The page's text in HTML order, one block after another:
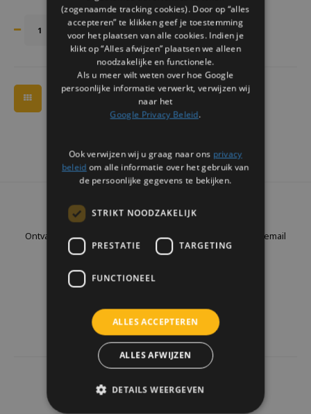
boeken passen.
Nieuwsbrief
Ontvang de laatste updates, nieuws en aanbiedingen via email
4441reviews
(zogenaamde tracking cookies). Door op “alles
accepteren” te klikken geef je toestemming
voor het plaatsen van alle cookies. Indien je
klikt op “Alles afwijzen” plaatsen we alleen
noodzakelijke en functionele.
Als u meer wilt weten over hoe Google
persoonlijke informatie verwerkt, verwijzen wij
naar het
Google Privacy Beleid.
Ook verwijzen wij u graag naar ons privacy
beleid om alle informatie over het gebruik van
de persoonlijke gegevens te bekijken.
STRIKT NOODZAKELIJK
PRESTATIE TARGETING
FUNCTIONEEL
ALLES ACCEPTEREN
ALLES AFWIJZEN
DETAILS WEERGEVEN